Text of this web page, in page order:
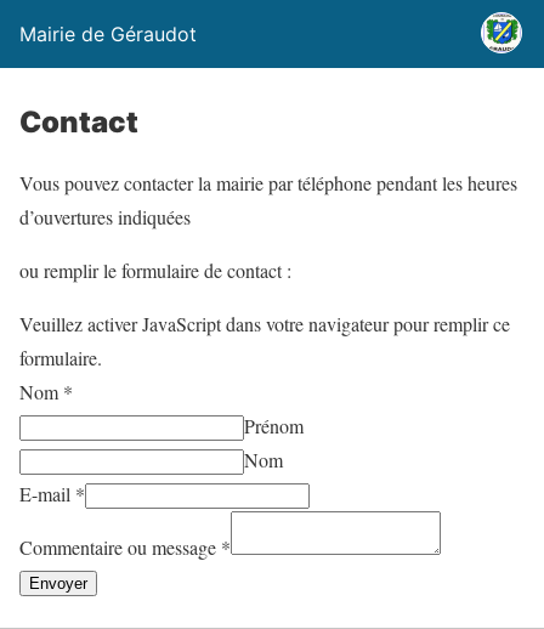
Mairie de Géraudot
Contact
Vous pouvez contacter la mairie par téléphone pendant les heures
d’ouvertures indiquées
ou remplir le formulaire de contact :
Veuillez activer JavaScript dans votre navigateur pour remplir ce
formulaire.
Nom *
Prénom
Nom
E-mail *
Commentaire ou message *
Envoyer